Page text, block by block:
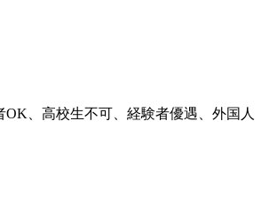
、高校生不可、経験者優遇、外国人